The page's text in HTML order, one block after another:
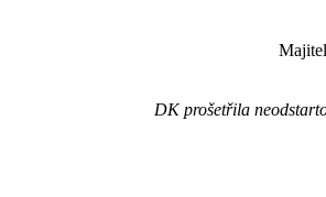
DK prošetřila